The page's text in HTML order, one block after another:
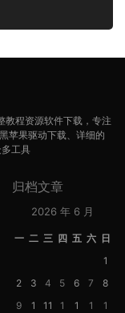
程资源软件下载，专注
苹果驱动下载、详细的
工具
归档文章
2026 年 6 月
一 二 三 四 五 六 日
1
2
3 4 5 6 7
8
9
1
11
1
1
1
1